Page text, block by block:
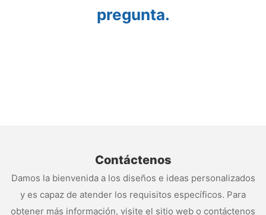
pregunta.
Contáctenos
Damos la bienvenida a los diseños e ideas personalizados
y es capaz de atender los requisitos específicos. Para
obtener más información, visite el sitio web o contáctenos